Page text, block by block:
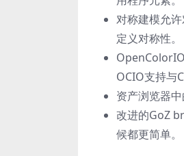
对称建模允
定义对称性。
OCIO支持与
资产浏览器
改进的GoZ
候都更简单。